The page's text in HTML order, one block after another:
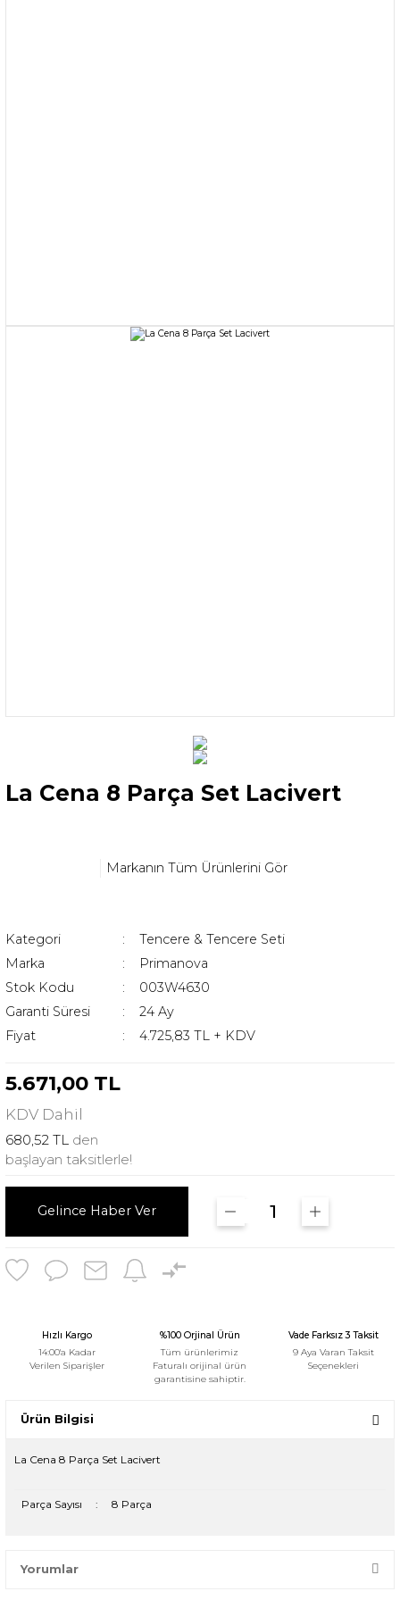
La Cena 8 Parça Set Lacivert
Markanın Tüm Ürünlerini Gör
Kategori
Tencere & Tencere Seti
Marka
Primanova
Stok Kodu
003W4630
Garanti Süresi
24 Ay
Fiyat
4.725,83 TL + KDV
5.671,00 TL
KDV Dahil
680,52 TL den
başlayan taksitlerle!
Gelince Haber Ver
Hızlı Kargo
14:00'a Kadar
Verilen Siparişler
%100 Orjinal Ürün
Tüm ürünlerimiz
Faturalı orijinal ürün
garantisine sahiptir.
Vade Farksız 3 Taksit
9 Aya Varan Taksit
Seçenekleri
Ürün Bilgisi
La Cena 8 Parça Set Lacivert
Parça Sayısı : 8 Parça
Yorumlar